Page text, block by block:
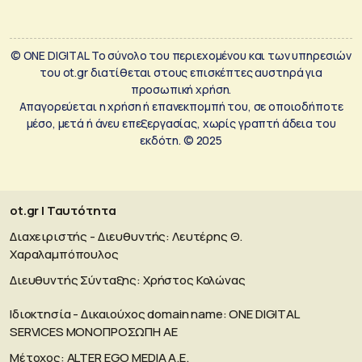
© ONE DIGITAL Το σύνολο του περιεχομένου και των υπηρεσιών
του ot.gr διατίθεται στους επισκέπτες αυστηρά για
προσωπική χρήση.
Απαγορεύεται η χρήση ή επανεκπομπή του, σε οποιοδήποτε
μέσο, μετά ή άνευ επεξεργασίας, χωρίς γραπτή άδεια του
εκδότη. © 2025
ot.gr | Ταυτότητα
Διαχειριστής - Διευθυντής: Λευτέρης Θ.
Χαραλαμπόπουλος
Διευθυντής Σύνταξης: Χρήστος Κολώνας
Ιδιοκτησία - Δικαιούχος domain name: ΟΝΕ DIGITAL
SERVICES MONOΠΡΟΣΩΠΗ ΑΕ
Μέτοχος: ALTER EGO MEDIA A.E.